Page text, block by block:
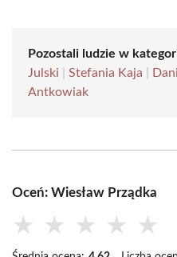
Pozostali ludzie w
Julski
Stefania Kaja
Antkowiak
Oceń: Wiesław Prządka
★ ★ ★ ★ ★